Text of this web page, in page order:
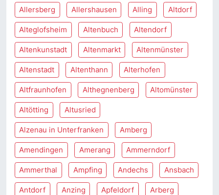
Allersberg Allershausen Alling Altdorf
Alteglofsheim Altenbuch Altendorf
Altenkunstadt Altenmarkt Altenmünster
Altenstadt Altenthann Alterhofen
Altfraunhofen Althegnenberg Altomünster
Altötting Altusried
Alzenau in Unterfranken Amberg
Amendingen Amerang Ammerndorf
Ammerthal Ampfing Andechs Ansbach
Antdorf Anzing Apfeldorf Arberg